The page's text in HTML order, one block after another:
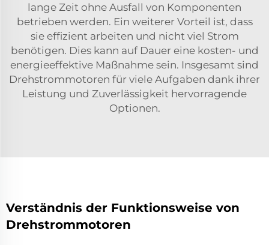
lange Zeit ohne Ausfall von Komponenten
betrieben werden. Ein weiterer Vorteil ist, dass
sie effizient arbeiten und nicht viel Strom
benötigen. Dies kann auf Dauer eine kosten- und
energieeffektive Maßnahme sein. Insgesamt sind
Drehstrommotoren für viele Aufgaben dank ihrer
Leistung und Zuverlässigkeit hervorragende
Optionen.
Verständnis der Funktionsweise von
Drehstrommotoren